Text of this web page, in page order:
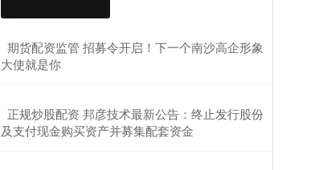
​期货配资监管 招募令开启！下一个南沙高企形象
大使就是你
​正规炒股配资 邦彦技术最新公告：终止发行股份
及支付现金购买资产并募集配套资金